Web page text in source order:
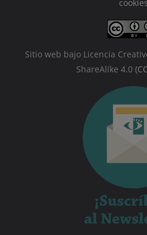
cookies
Sitio web bajo Licencia
ShareAlike 4.0